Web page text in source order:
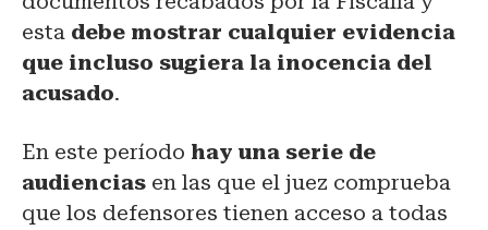
esta debe mostrar cualquier evidencia
que incluso sugiera la inocencia del
acusado.
En este período hay una serie de
audiencias en las que el juez comprueba
que los defensores tienen acceso a todas